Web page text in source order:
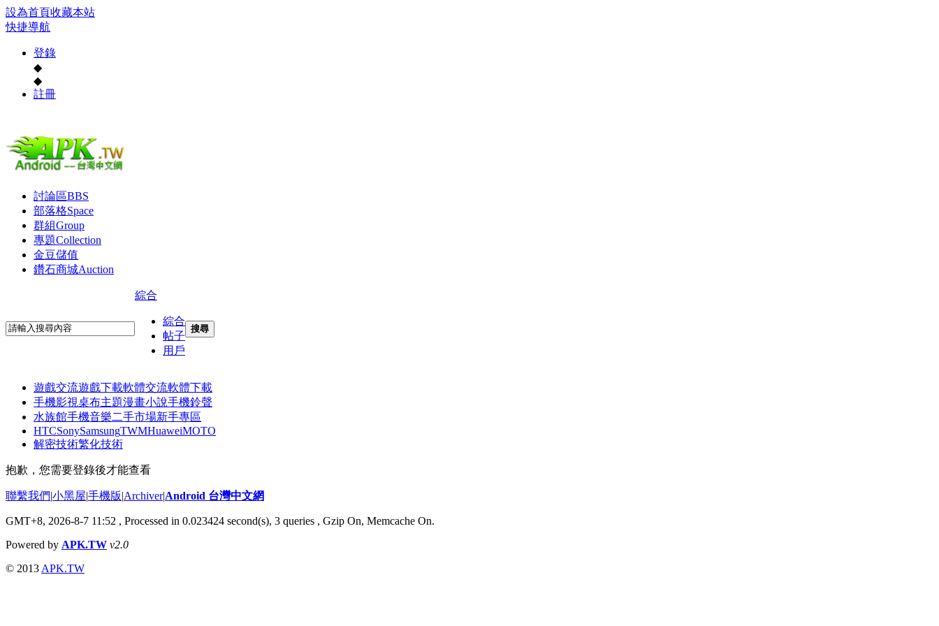
設為首頁收藏本站
快捷導航
登錄
◆
◆
註冊
討論區BBS
部落格Space
群組Group
專題Collection
金豆儲值
鑽石商城Auction
綜合
綜合
帖子
用戶
搜尋
遊戲交流遊戲下載軟體交流軟體下載
手機影視桌布主題漫畫小說手機鈴聲
水族館手機音樂二手市場新手專區
HTCSonySamsungTWMHuaweiMOTO
解密技術繁化技術
抱歉，您需要登錄後才能查看
聯繫我們|小黑屋|手機版|Archiver|Android 台灣中文網
GMT+8, 2026-8-7 11:52 , Processed in 0.023424 second(s), 3 queries , Gzip On, Memcache On.
Powered by APK.TW v2.0
© 2013 APK.TW